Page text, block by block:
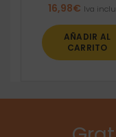
16,98€ Iva
AÑADIR AL
CARRITO